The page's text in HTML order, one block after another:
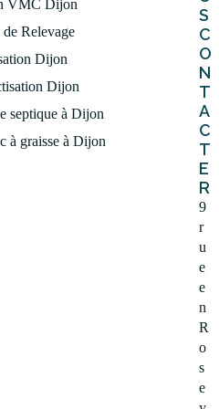
VMC Dijon
de Relevage
Dijon
Dijon
septique à Dijon
à graisse à Dijon
S
C
O
N
T
A
C
T
E
R
9
r
u
e
e
n
R
o
s
e